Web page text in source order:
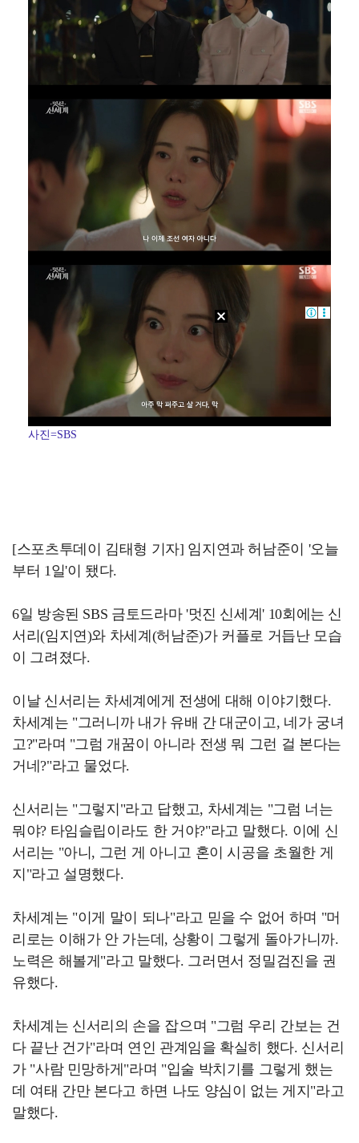
사진=SBS
[스포츠투데이 김태형 기자] 임지연과 허남준이 '오늘
부터 1일'이 됐다.
6일 방송된 SBS 금토드라마 '멋진 신세계' 10회에는 신
서리(임지연)와 차세계(허남준)가 커플로 거듭난 모습
이 그려졌다.
이날 신서리는 차세계에게 전생에 대해 이야기했다.
차세계는 "그러니까 내가 유배 간 대군이고, 네가 궁녀
고?"라며 "그럼 개꿈이 아니라 전생 뭐 그런 걸 본다는
거네?"라고 물었다.
신서리는 "그렇지"라고 답했고, 차세계는 "그럼 너는
뭐야? 타임슬립이라도 한 거야?"라고 말했다. 이에 신
서리는 "아니, 그런 게 아니고 혼이 시공을 초월한 게
지"라고 설명했다.
차세계는 "이게 말이 되나"라고 믿을 수 없어 하며 "머
리로는 이해가 안 가는데, 상황이 그렇게 돌아가니까.
노력은 해볼게"라고 말했다. 그러면서 정밀검진을 권
유했다.
차세계는 신서리의 손을 잡으며 "그럼 우리 간보는 건
다 끝난 건가"라며 연인 관계임을 확실히 했다. 신서리
가 "사람 민망하게"라며 "입술 박치기를 그렇게 했는
데 여태 간만 본다고 하면 나도 양심이 없는 게지"라고
말했다.